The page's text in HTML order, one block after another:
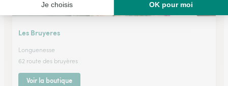
Les Bruyeres
Longuenesse
62 route des bruyères
Voir la boutique